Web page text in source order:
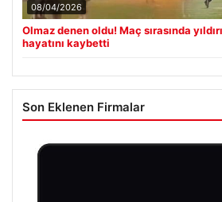
08/04/2026
Olmaz denen oldu! Maç sırasında
hayatını kaybetti
Son Eklenen Firmalar